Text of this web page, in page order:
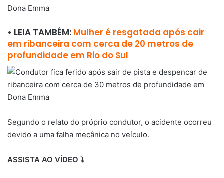
• LEIA TAMBÉM: Mulher é resgatada após cair
em ribanceira com cerca de 20 metros de
profundidade em Rio do Sul
Segundo o relato do próprio condutor, o acidente ocorreu
devido a uma falha mecânica no veículo.
ASSISTA AO VÍDEO ⤵️